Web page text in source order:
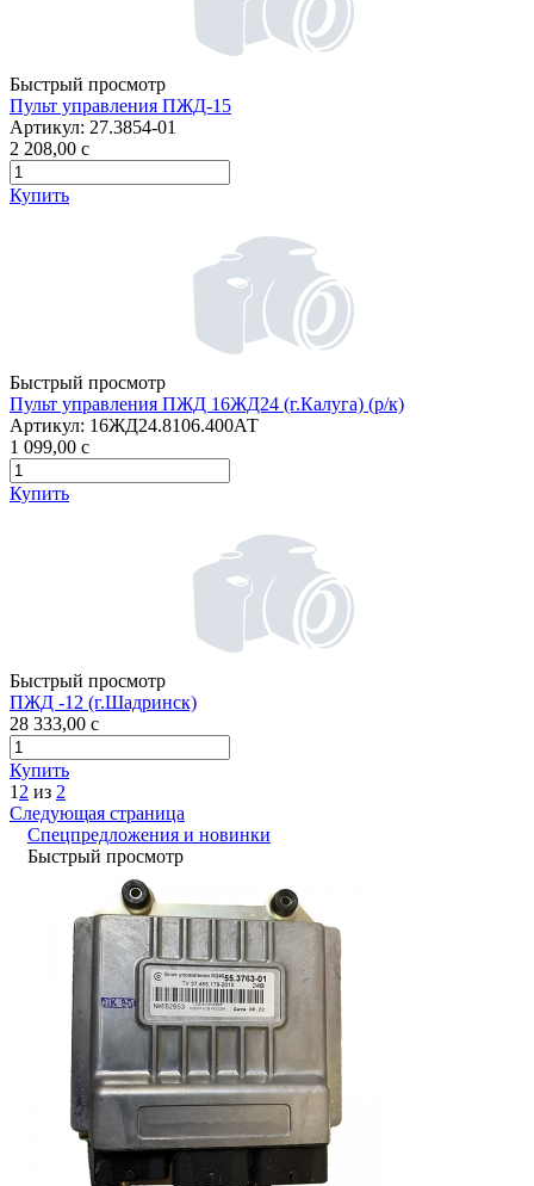
Быстрый просмотр
Пульт управления ПЖД-15
Артикул: 27.3854-01
2 208,00 c
Купить
Быстрый просмотр
Пульт управления ПЖД 16ЖД24 (г.Калуга) (р/к)
Артикул: 16ЖД24.8106.400АТ
1 099,00 c
Купить
Быстрый просмотр
ПЖД -12 (г.Шадринск)
28 333,00 c
Купить
12 из 2
Следующая страница
Спецпредложения и новинки
Быстрый просмотр